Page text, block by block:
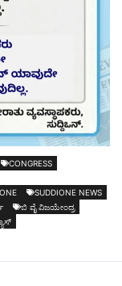
CONGRESS
SUDDIONE NEWS
ಬಿ ವೈ ವಿಜಯೇಂದ್ರ